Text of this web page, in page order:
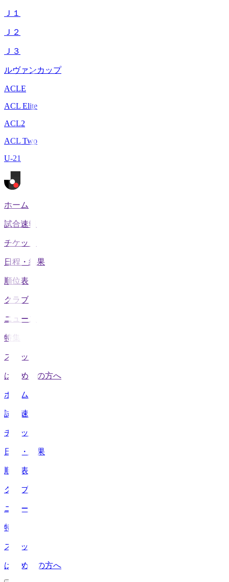
Ｊ１
Ｊ２
Ｊ３
ルヴァンカップ
ACLE
ACL Elite
ACL2
ACL Two
U-21
ホーム
試合速報
チケット
日程・結果
順位表
クラブ
ニュース
特集
スタッツ
はじめての方へ
ホーム
試合速報
チケット
日程・結果
順位表
クラブ
ニュース
特集
スタッツ
はじめての方へ